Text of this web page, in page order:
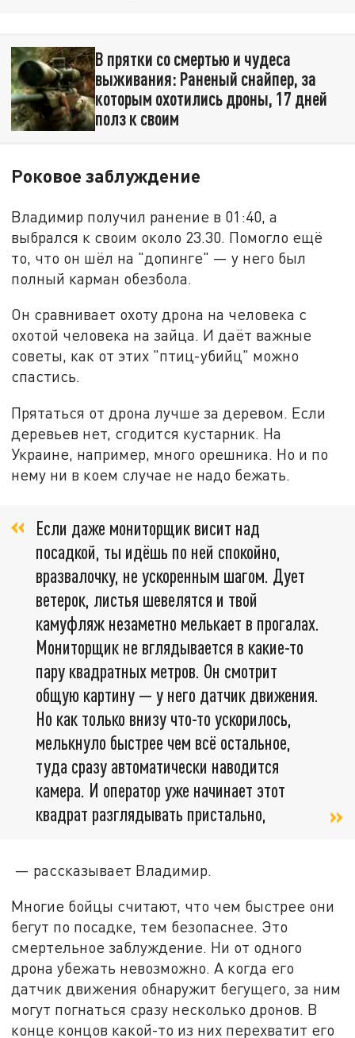
В прятки со смертью и чудеса
выживания: Раненый снайпер, за
которым охотились дроны, 17 дней
полз к своим
Роковое заблуждение
Владимир получил ранение в 01:40, а
выбрался к своим около 23.30. Помогло ещё
то, что он шёл на "допинге" — у него был
полный карман обезбола.
Он сравнивает охоту дрона на человека с
охотой человека на зайца. И даёт важные
советы, как от этих "птиц-убийц" можно
спастись.
Прятаться от дрона лучше за деревом. Если
деревьев нет, сгодится кустарник. На
Украине, например, много орешника. Но и по
нему ни в коем случае не надо бежать.
Если даже мониторщик висит над
посадкой, ты идёшь по ней спокойно,
вразвалочку, не ускоренным шагом. Дует
ветерок, листья шевелятся и твой
камуфляж незаметно мелькает в прогалах.
Мониторщик не вглядывается в какие-то
пару квадратных метров. Он смотрит
общую картину — у него датчик движения.
Но как только внизу что-то ускорилось,
мелькнуло быстрее чем всё остальное,
туда сразу автоматически наводится
камера. И оператор уже начинает этот
квадрат разглядывать пристально,
— рассказывает Владимир.
Многие бойцы считают, что чем быстрее они
бегут по посадке, тем безопаснее. Это
смертельное заблуждение. Ни от одного
дрона убежать невозможно. А когда его
датчик движения обнаружит бегущего, за ним
могут погнаться сразу несколько дронов. В
конце концов какой-то из них перехватит его